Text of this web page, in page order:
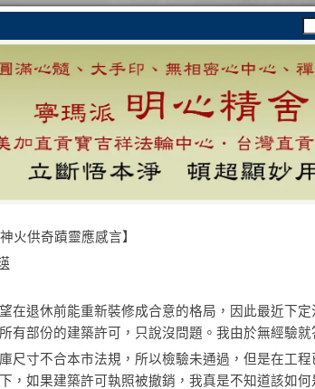
在退休前能重新裝修成合意的格局，因此最近下定
有部份的建築許可，只說沒問題。我由於無經驗就
尺寸不合本市法規，所以檢驗未通過，但是在工
，如果建築許可執照被撤銷，我真是不知道該如